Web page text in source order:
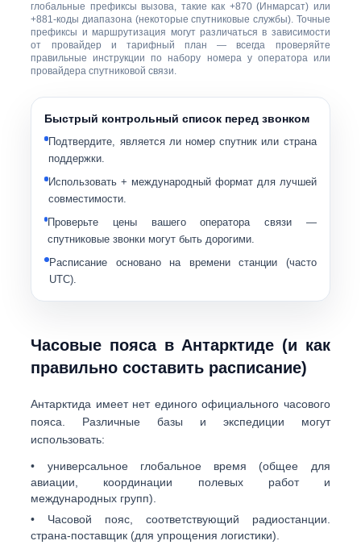
глобальные префиксы вызова, такие как +870(Инмарсат) или
+881-коды диапазона (некоторые спутниковые службы). Точные
префиксы и маршрутизация могут различаться в зависимости
от провайдер и тарифный план — всегда проверяйте
правильные инструкции по набору номера у оператора или
провайдера спутниковой связи.
Быстрый контрольный список перед звонком
Подтвердите, является ли номерспутник или страна
поддержки.
Использовать + международный формат для лучшей
совместимости.
Проверьте цены вашего оператора связи —
спутниковые звонки могут быть дорогими.
Расписание основано на времени станции (часто
UTC).
Часовые пояса в Антарктиде (и как
правильно составить расписание)
Антарктида имеет нет единого официального часового
пояса . Различные базы и экспедиции могут
использовать:
• универсальное глобальное время (общее для
авиации, координации полевых работ и
международных групп).
• Часовой пояс, соответствующий радиостанции.
страна-поставщик (для упрощения логистики).